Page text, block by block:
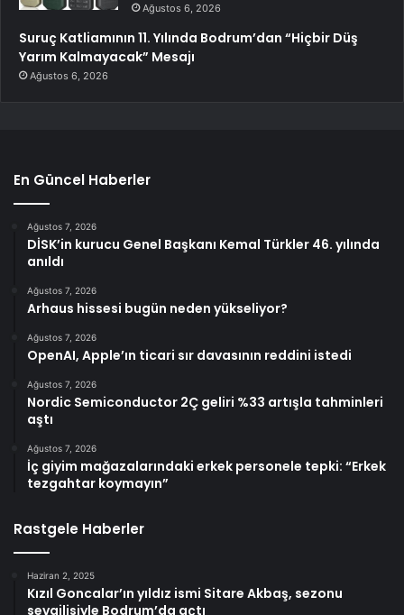
Ağustos 6, 2026
Suruç Katliamının 11. Yılında Bodrum’dan “Hiçbir Düş
Yarım Kalmayacak” Mesajı
Ağustos 6, 2026
En Güncel Haberler
Ağustos 7, 2026
DİSK’in kurucu Genel Başkanı Kemal Türkler 46. yılında
anıldı
Ağustos 7, 2026
Arhaus hissesi bugün neden yükseliyor?
Ağustos 7, 2026
OpenAI, Apple’ın ticari sır davasının reddini istedi
Ağustos 7, 2026
Nordic Semiconductor 2Ç geliri %33 artışla tahminleri
aştı
Ağustos 7, 2026
İç giyim mağazalarındaki erkek personele tepki: “Erkek
tezgahtar koymayın”
Rastgele Haberler
Haziran 2, 2025
Kızıl Goncalar’ın yıldız ismi Sitare Akbaş, sezonu
sevgilisiyle Bodrum’da açtı